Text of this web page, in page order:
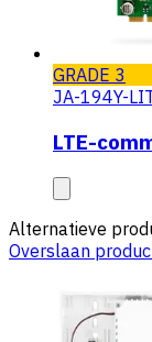
GRADE 3
JA-194Y-
LTE-
Alternatieve
Overslaan